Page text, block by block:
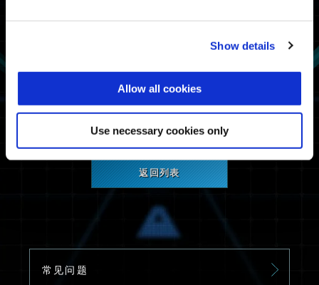
Show details
Allow all cookies
Use necessary cookies only
给您带来不便，我们深表歉意。非常感谢您的耐心
返回列表
常见问题